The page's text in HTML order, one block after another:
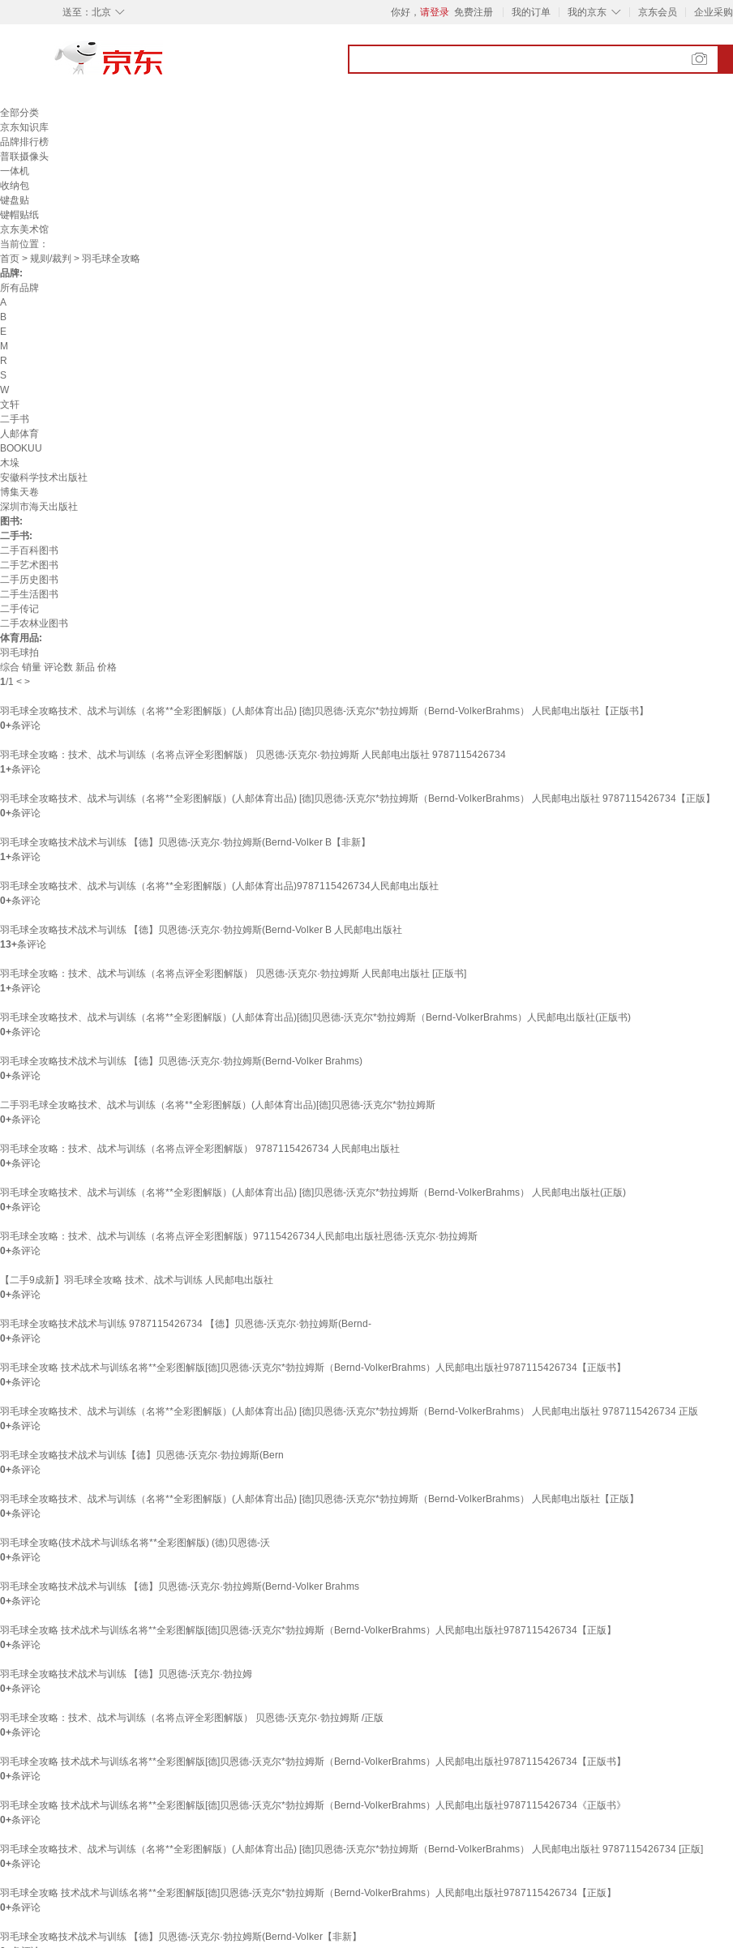
◇
送至： 北京 你好， 请登录 免费注册 我的订单 ◇
我的京东 京东会员 企业采购
全部分类
京东知识库
品牌排行榜
普联摄像头
一体机
收纳包
键盘贴
键帽贴纸
京东美术馆
当前位置：
首页 > 规则/裁判 > 羽毛球全攻略
品牌:
所有品牌
A
B
E
M
R
S
W
文轩
二手书
人邮体育
BOOKUU
木垛
安徽科学技术出版社
博集天卷
深圳市海天出版社
图书:
二手书:
二手百科图书
二手艺术图书
二手历史图书
二手生活图书
二手传记
二手农林业图书
体育用品:
羽毛球拍
综合 销量 评论数 新品 价格
1/1 < >
羽毛球全攻略技术、战术与训练（名将**全彩图解版）(人邮体育出品) [德]贝恩德-沃克尔*勃拉姆斯（Bernd-VolkerBrahms） 人民邮电出版社【正版书】
0+条评论
羽毛球全攻略：技术、战术与训练（名将点评全彩图解版） 贝恩德-沃克尔·勃拉姆斯 人民邮电出版社 9787115426734
1+条评论
羽毛球全攻略技术、战术与训练（名将**全彩图解版）(人邮体育出品) [德]贝恩德-沃克尔*勃拉姆斯（Bernd-VolkerBrahms） 人民邮电出版社 9787115426734【正版】
0+条评论
羽毛球全攻略技术战术与训练 【德】贝恩德-沃克尔·勃拉姆斯(Bernd-Volker B【非新】
1+条评论
羽毛球全攻略技术、战术与训练（名将**全彩图解版）(人邮体育出品)9787115426734人民邮电出版社
0+条评论
羽毛球全攻略技术战术与训练 【德】贝恩德-沃克尔·勃拉姆斯(Bernd-Volker B 人民邮电出版社
13+条评论
羽毛球全攻略：技术、战术与训练（名将点评全彩图解版） 贝恩德-沃克尔·勃拉姆斯 人民邮电出版社 [正版书]
1+条评论
羽毛球全攻略技术、战术与训练（名将**全彩图解版）(人邮体育出品)[德]贝恩德-沃克尔*勃拉姆斯（Bernd-VolkerBrahms）人民邮电出版社(正版书)
0+条评论
羽毛球全攻略技术战术与训练 【德】贝恩德-沃克尔·勃拉姆斯(Bernd-Volker Brahms)
0+条评论
二手羽毛球全攻略技术、战术与训练（名将**全彩图解版）(人邮体育出品)[德]贝恩德-沃克尔*勃拉姆斯
0+条评论
羽毛球全攻略：技术、战术与训练（名将点评全彩图解版） 9787115426734 人民邮电出版社
0+条评论
羽毛球全攻略技术、战术与训练（名将**全彩图解版）(人邮体育出品) [德]贝恩德-沃克尔*勃拉姆斯（Bernd-VolkerBrahms） 人民邮电出版社(正版)
0+条评论
羽毛球全攻略：技术、战术与训练（名将点评全彩图解版）97115426734人民邮电出版社恩德-沃克尔·勃拉姆斯
0+条评论
【二手9成新】羽毛球全攻略 技术、战术与训练 人民邮电出版社
0+条评论
羽毛球全攻略技术战术与训练 9787115426734 【德】贝恩德-沃克尔·勃拉姆斯(Bernd-
0+条评论
羽毛球全攻略 技术战术与训练名将**全彩图解版[德]贝恩德-沃克尔*勃拉姆斯（Bernd-VolkerBrahms）人民邮电出版社9787115426734【正版书】
0+条评论
羽毛球全攻略技术、战术与训练（名将**全彩图解版）(人邮体育出品) [德]贝恩德-沃克尔*勃拉姆斯（Bernd-VolkerBrahms） 人民邮电出版社 9787115426734 正版
0+条评论
羽毛球全攻略技术战术与训练【德】贝恩德-沃克尔·勃拉姆斯(Bern
0+条评论
羽毛球全攻略技术、战术与训练（名将**全彩图解版）(人邮体育出品) [德]贝恩德-沃克尔*勃拉姆斯（Bernd-VolkerBrahms） 人民邮电出版社【正版】
0+条评论
羽毛球全攻略(技术战术与训练名将**全彩图解版) (德)贝恩德-沃
0+条评论
羽毛球全攻略技术战术与训练 【德】贝恩德-沃克尔·勃拉姆斯(Bernd-Volker Brahms
0+条评论
羽毛球全攻略 技术战术与训练名将**全彩图解版[德]贝恩德-沃克尔*勃拉姆斯（Bernd-VolkerBrahms）人民邮电出版社9787115426734【正版】
0+条评论
羽毛球全攻略技术战术与训练 【德】贝恩德-沃克尔·勃拉姆
0+条评论
羽毛球全攻略：技术、战术与训练（名将点评全彩图解版） 贝恩德-沃克尔·勃拉姆斯 /正版
0+条评论
羽毛球全攻略 技术战术与训练名将**全彩图解版[德]贝恩德-沃克尔*勃拉姆斯（Bernd-VolkerBrahms）人民邮电出版社9787115426734【正版书】
0+条评论
羽毛球全攻略 技术战术与训练名将**全彩图解版[德]贝恩德-沃克尔*勃拉姆斯（Bernd-VolkerBrahms）人民邮电出版社9787115426734《正版书》
0+条评论
羽毛球全攻略技术、战术与训练（名将**全彩图解版）(人邮体育出品) [德]贝恩德-沃克尔*勃拉姆斯（Bernd-VolkerBrahms） 人民邮电出版社 9787115426734 [正版]
0+条评论
羽毛球全攻略 技术战术与训练名将**全彩图解版[德]贝恩德-沃克尔*勃拉姆斯（Bernd-VolkerBrahms）人民邮电出版社9787115426734【正版】
0+条评论
羽毛球全攻略技术战术与训练 【德】贝恩德-沃克尔·勃拉姆斯(Bernd-Volker【非新】